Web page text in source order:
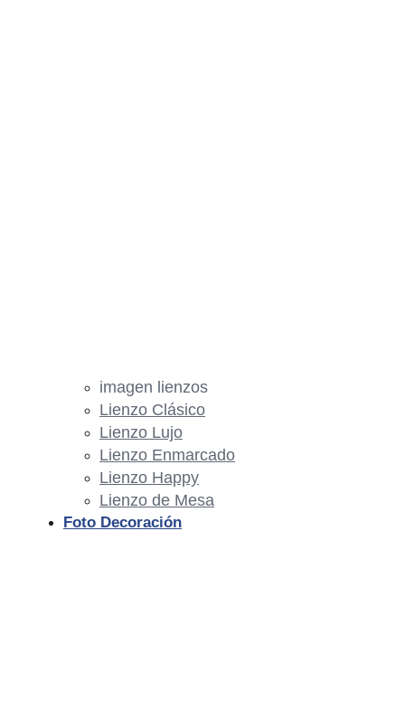
imagen lienzos
Lienzo Clásico
Lienzo Lujo
Lienzo Enmarcado
Lienzo Happy
Lienzo de Mesa
Foto Decoración